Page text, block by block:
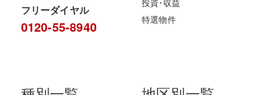
フリーダイヤル
0120-55-8940
特選物件